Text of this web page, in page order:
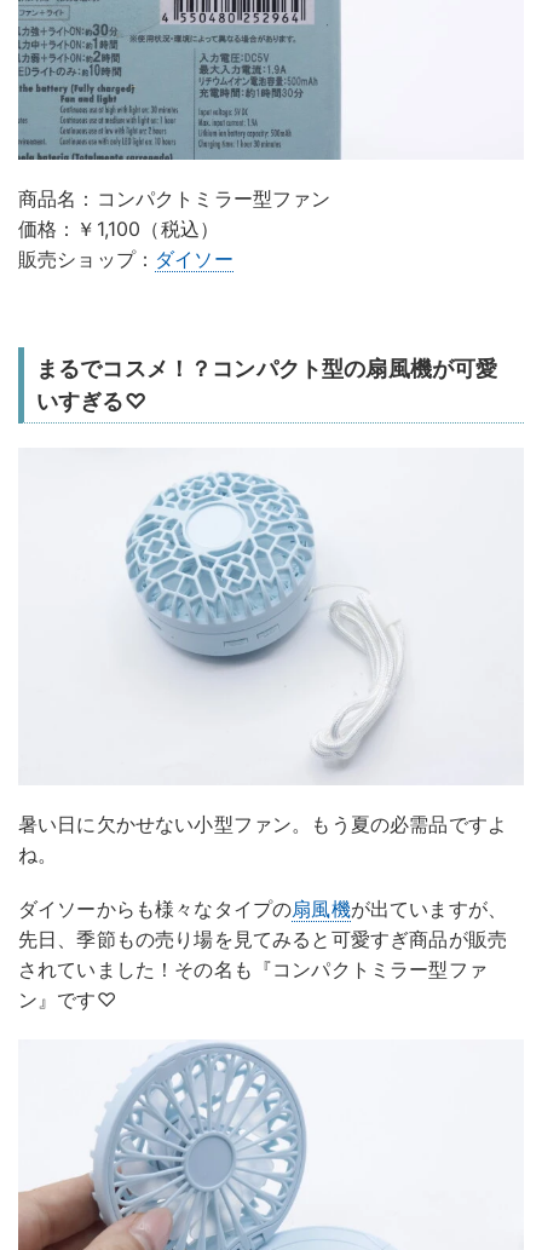
商品名：コンパクトミラー型ファン
価格：￥1,100（税込）
販売ショップ： ダイソー
まるでコスメ！？コンパクト型の扇風機が可愛
いすぎる♡
暑い日に欠かせない小型ファン。もう夏の必需品ですよ
ね。
ダイソーからも様々なタイプの扇風機が出ていますが、
先日、季節もの売り場を見てみると可愛すぎ商品が販売
されていました！その名も『コンパクトミラー型ファ
ン』です♡